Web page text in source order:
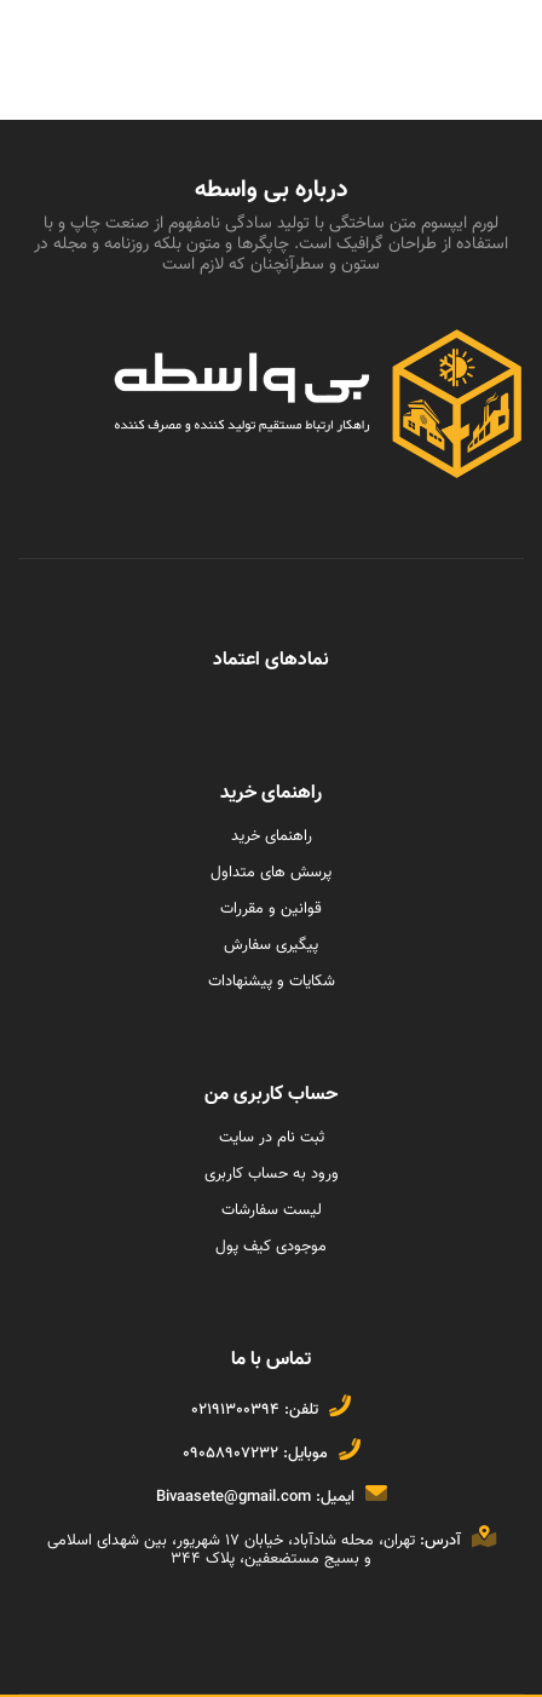
درباره بی واسطه
لورم ایپسوم متن ساختگی با تولید سادگی نامفهوم از صنعت چاپ و با
استفاده از طراحان گرافیک است. چاپگرها و متون بلکه روزنامه و مجله در
ستون و سطرآنچنان که لازم است
نمادهای اعتماد
راهنمای خرید
راهنمای خرید
پرسش های متداول
قوانین و مقررات
پیگیری سفارش
شکایات و پیشنهادات
حساب کاربری من
ثبت نام در سایت
ورود به حساب کاربری
لیست سفارشات
موجودی کیف پول
تماس با ما
تلفن: 02191300394
موبایل: 09058907232
ایمیل: Bivaasete@gmail.com
آدرس:
تهران، محله شادآباد، خیابان ١٧ شهریور، بین شهدای اسلامی
و بسیج مستضعفین، پلاک ۳۴۴